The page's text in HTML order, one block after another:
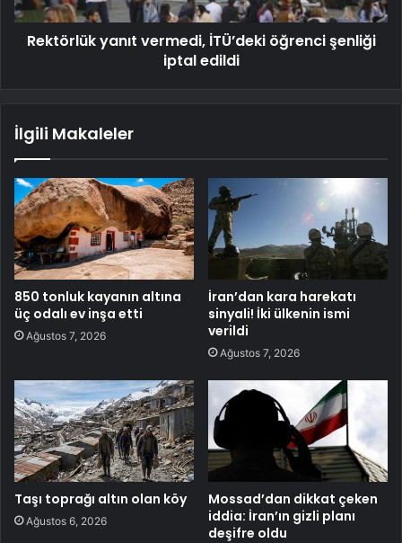
Rektörlük yanıt vermedi, İTÜ’deki öğrenci şenliği
iptal edildi
İlgili Makaleler
850 tonluk kayanın altına
üç odalı ev inşa etti
Ağustos 7, 2026
İran’dan kara harekatı
sinyali! İki ülkenin ismi
verildi
Ağustos 7, 2026
Taşı toprağı altın olan köy
Ağustos 6, 2026
Mossad’dan dikkat çeken
iddia: İran’ın gizli planı
deşifre oldu